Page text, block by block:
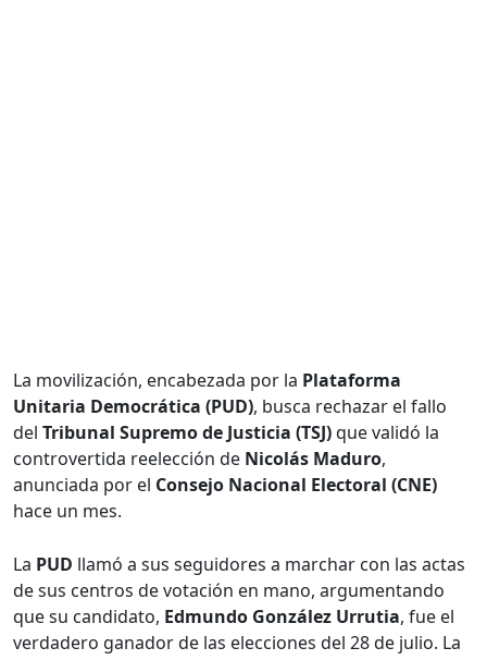
La movilización, encabezada por la Plataforma
Unitaria Democrática (PUD), busca rechazar el fallo
del Tribunal Supremo de Justicia (TSJ)que validó la
controvertida reelección de Nicolás Maduro,
anunciada por el Consejo Nacional Electoral (CNE)
hace un mes.
La PUD llamó a sus seguidores a marchar con las actas
de sus centros de votación en mano, argumentando
que su candidato, Edmundo González Urrutia, fue el
verdadero ganador de las elecciones del 28 de julio. La